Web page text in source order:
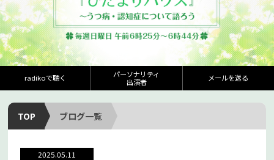
radikoで聴く
パーソナリティ
出演者
メールを送る
TOP ブログ一覧
2025.05.11